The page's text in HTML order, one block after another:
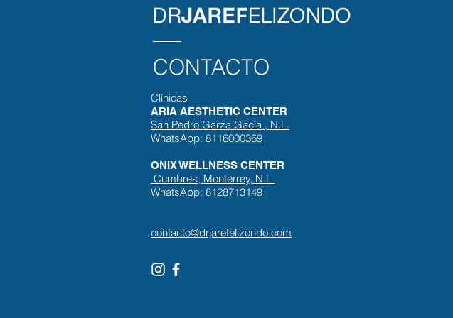
CONTACTO
Clínicas
ARIA AESTHETIC CENTER
San Pedro Garza Gacía , N.L.
WhatsApp: 8116000369
ONIX WELLNESS CENTER
Cumbres, Monterrey, N.L.
WhatsApp: 8128713149
contacto@drjarefelizondo.com